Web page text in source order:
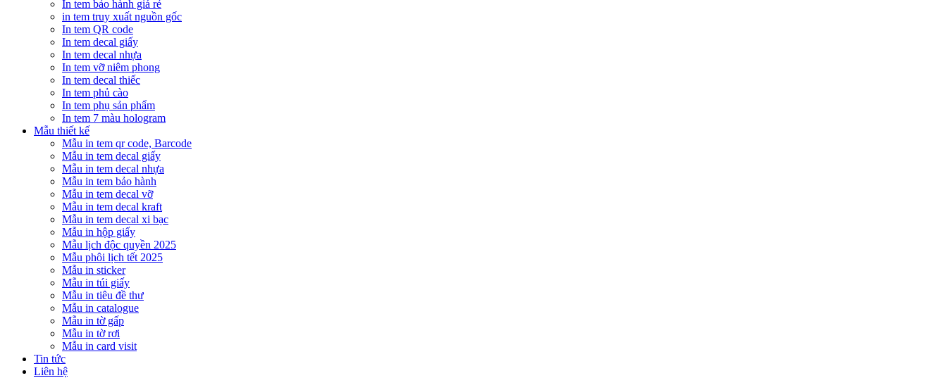
In tem bảo hành giá rẻ
in tem truy xuất nguồn gốc
In tem QR code
In tem decal giấy
In tem decal nhựa
In tem vỡ niêm phong
In tem decal thiếc
In tem phủ cào
In tem phụ sản phẩm
In tem 7 màu hologram
Mẫu thiết kế
Mẫu in tem qr code, Barcode
Mẫu in tem decal giấy
Mẫu in tem decal nhựa
Mẫu in tem bảo hành
Mẫu in tem decal vỡ
Mẫu in tem decal kraft
Mẫu in tem decal xi bạc
Mẫu in hộp giấy
Mẫu lịch độc quyền 2025
Mẫu phôi lịch tết 2025
Mẫu in sticker
Mẫu in túi giấy
Mẫu in tiêu đề thư
Mẫu in catalogue
Mẫu in tờ gấp
Mẫu in tờ rơi
Mẫu in card visit
Tin tức
Liên hệ